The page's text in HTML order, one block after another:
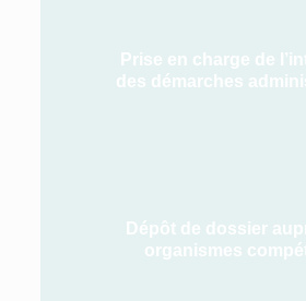
Prise en charge de
des démarches
Dépôt de dossier
organismes